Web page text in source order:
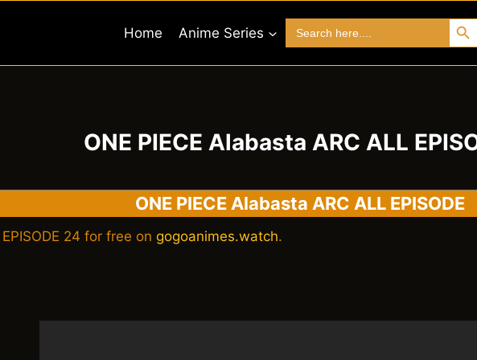
Home Anime Series
for:
Search
ONE PIECE Alabasta ARC ALL
ONE PIECE Alabasta ARC ALL EPISODE
24 for free on gogoanimes.watch.